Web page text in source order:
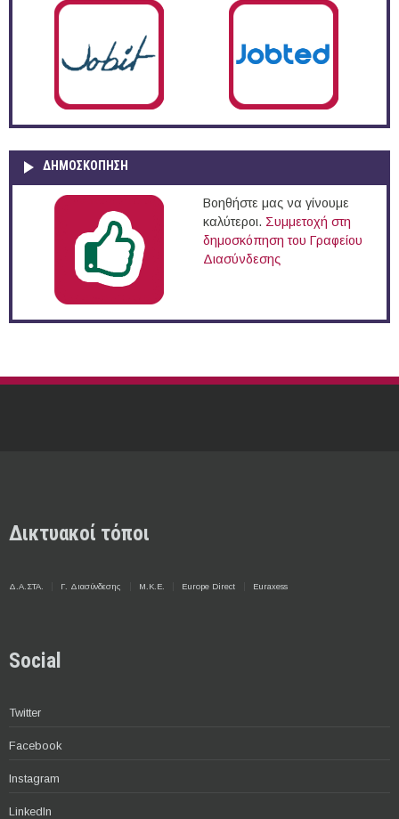
ΔΗΜΟΣΚΌΠΗΣΗ
Βοηθήστε μας να γίνουμε
καλύτεροι. Συμμετοχή στη
δημοσκόπηση του Γραφείου
Διασύνδεσης
Δικτυακοί τόποι
Δ.Α.ΣΤΑ. Γ. Διασύνδεσης Μ.Κ.Ε. Europe Direct Euraxess
Social
Twitter
Facebook
Instagram
LinkedIn